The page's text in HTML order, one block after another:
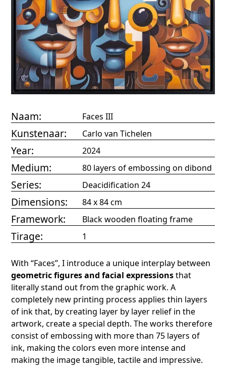
Naam: Faces III
Kunstenaar: Carlo van Tichelen
Year: 2024
Medium: 80 layers of embossing on dibond
Series: Deacidification 24
Dimensions: 84 x 84 cm
Framework: Black wooden floating frame
Tirage: 1
With “Faces”, I introduce a unique interplay between
geometric figures and facial expressionsthat
literally stand out from the graphic work. A
completely new printing process applies thin layers
of ink that, by creating layer by layer relief in the
artwork, create a special depth. The works therefore
consist of embossing with more than 75 layers of
ink, making the colors even more intense and
making the image tangible, tactile and impressive.